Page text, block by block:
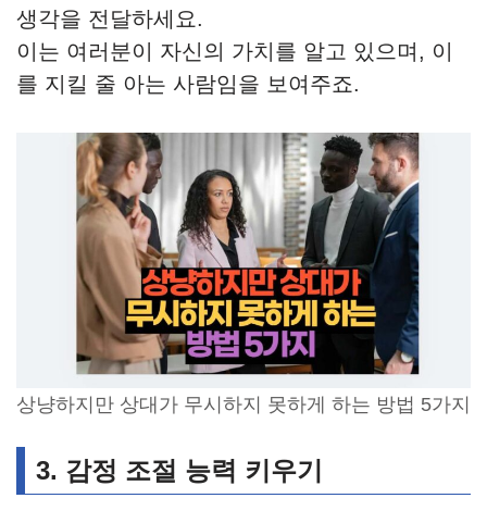
생각을 전달하세요.
이는 여러분이 자신의 가치를 알고 있으며, 이
를 지킬 줄 아는 사람임을 보여주죠.
상냥하지만 상대가 무시하지 못하게 하는 방법 5가지
3. 감정 조절 능력 키우기